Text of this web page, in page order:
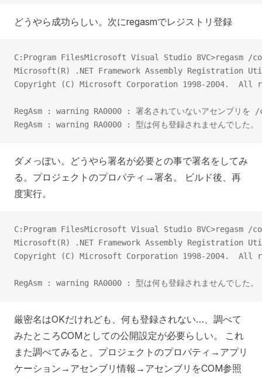
どうやら成功らしい。次にregasmでレジストリ登録
C:Program FilesMicrosoft Visual Studio 8VC>regasm /
Microsoft(R) .NET Framework Assembly Registration
Copyright (C) Microsoft Corporation 1998-2004.  All
RegAsm : warning RA0000 : 署名されていないアセンブリを /
RegAsm : warning RA0000 : 型は何も登録されませんでした。
ダメっぽい。どうやら署名が必要との事で署名をしてみ
る。プロジェクトのプロパティ→署名。 ビルド後、再
度実行。
C:Program FilesMicrosoft Visual Studio 8VC>regasm /
Microsoft(R) .NET Framework Assembly Registration
Copyright (C) Microsoft Corporation 1998-2004.  All
RegAsm : warning RA0000 : 型は何も登録されませんでした。
厳密名はOKだけれども、何も登録されない…、調べて
みたところCOMとしての公開設定が必要らしい。 これ
また調べてみると、プロジェクトのプロパティ→アプリ
ケーション→アセンブリ情報→アセンブリをCOM参照